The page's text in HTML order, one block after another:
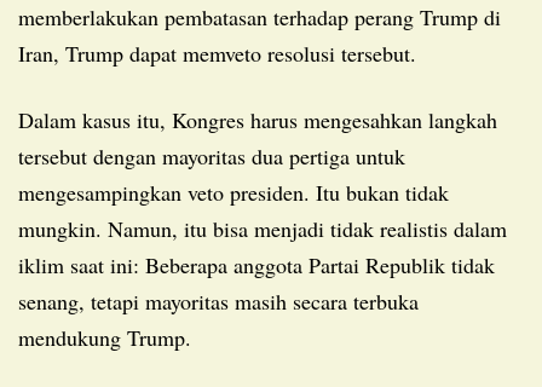
memberlakukan pembatasan terhadap perang Trump di
Iran, Trump dapat memveto resolusi tersebut.
Dalam kasus itu, Kongres harus mengesahkan langkah
tersebut dengan mayoritas dua pertiga untuk
mengesampingkan veto presiden. Itu bukan tidak
mungkin. Namun, itu bisa menjadi tidak realistis dalam
iklim saat ini: Beberapa anggota Partai Republik tidak
senang, tetapi mayoritas masih secara terbuka
mendukung Trump.